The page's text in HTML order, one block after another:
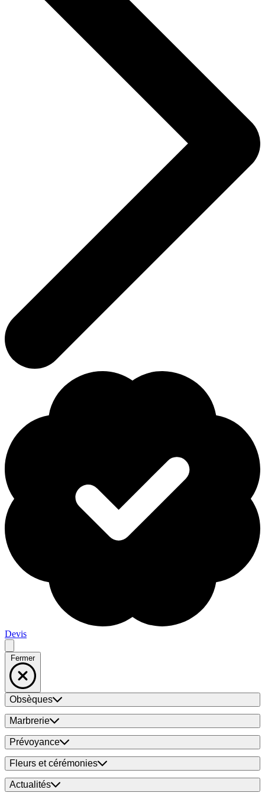
Devis
Fermer
Obsèques
Marbrerie
Prévoyance
Fleurs et cérémonies
Actualités